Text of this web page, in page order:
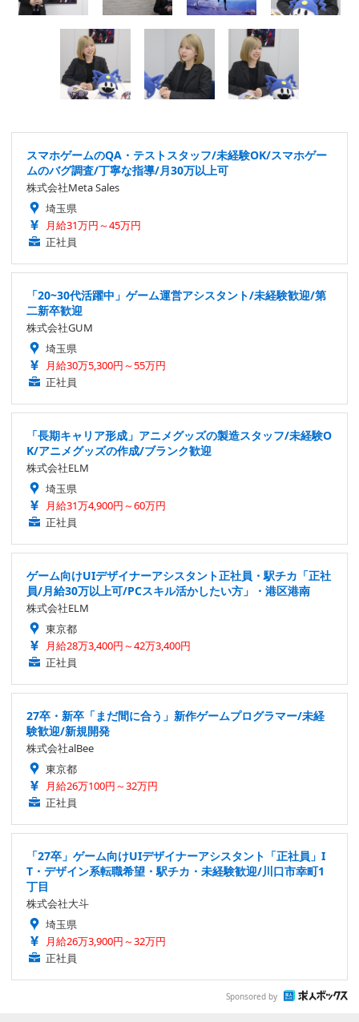
スマホゲームのQA・テストスタッフ/未経験OK/スマホゲー
ムのバグ調査/丁寧な指導/月30万以上可
株式会社Meta Sales
埼玉県
月給31万円～45万円
正社員
「20~30代活躍中」ゲーム運営アシスタント/未経験歓迎/第
二新卒歓迎
株式会社GUM
埼玉県
月給30万5,300円～55万円
正社員
「長期キャリア形成」アニメグッズの製造スタッフ/未経験O
K/アニメグッズの作成/ブランク歓迎
株式会社ELM
埼玉県
月給31万4,900円～60万円
正社員
ゲーム向けUIデザイナーアシスタント正社員・駅チカ「正社
員/月給30万以上可/PCスキル活かしたい方」・港区港南
株式会社ELM
東京都
月給28万3,400円～42万3,400円
正社員
27卒・新卒「まだ間に合う」新作ゲームプログラマー/未経
験歓迎/新規開発
株式会社alBee
東京都
月給26万100円～32万円
正社員
「27卒」ゲーム向けUIデザイナーアシスタント「正社員」I
T・デザイン系転職希望・駅チカ・未経験歓迎/川口市幸町1
丁目
株式会社大斗
埼玉県
月給26万3,900円～32万円
正社員
Sponsored by